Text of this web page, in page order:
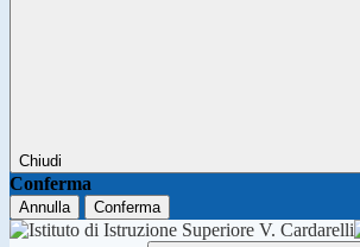
Chiudi
Conferma
Annulla Conferma